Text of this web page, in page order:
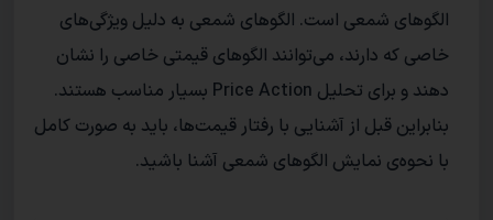
الگو‌های شمعی است. الگو‌های شمعی به دلیل ویژگی‌های
خاصی که دارند، می‌توانند الگو‌های قیمتی خاصی را نشان
دهند و برای تحلیل Price Action بسیار مناسب هستند.
بنابراین قبل از آشنایی با رفتار قیمت‌ها، باید به صورت کامل
با نحوه‌ی نمایش الگو‌های شمعی آشنا باشید.